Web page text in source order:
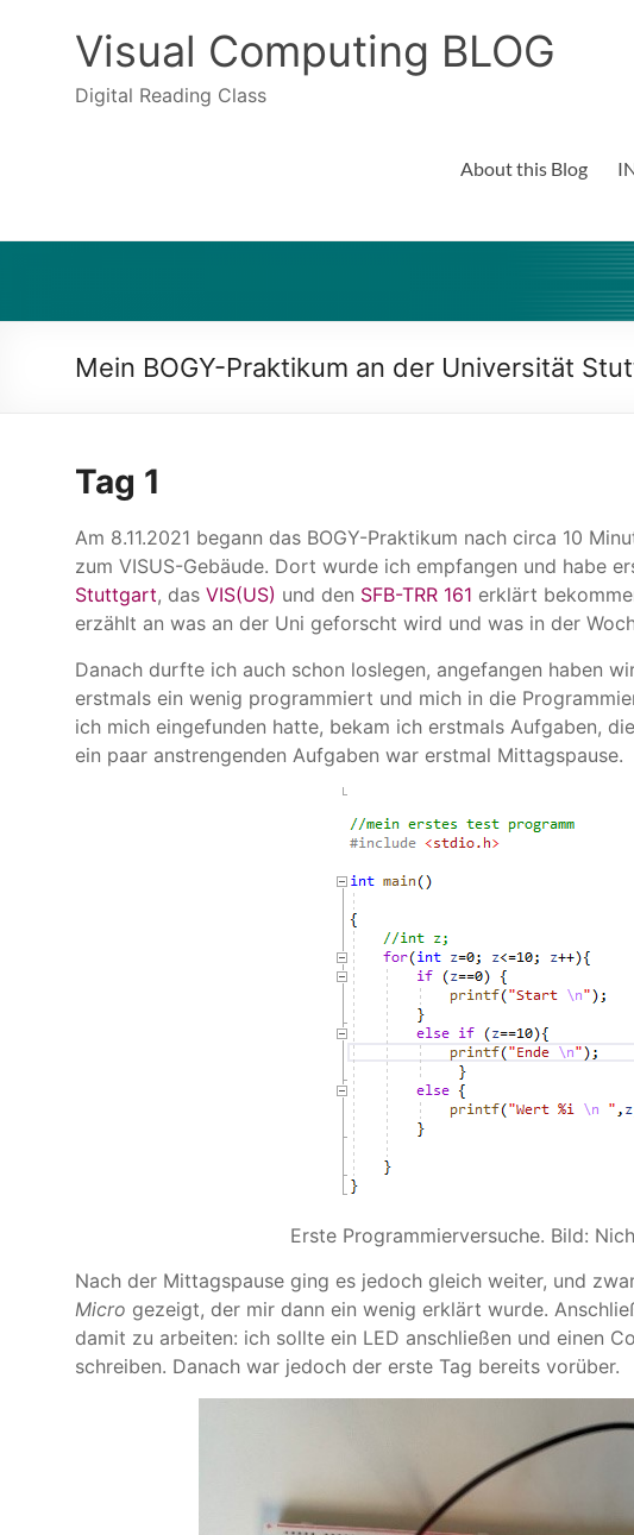
Visual Computing BLOG
Digital Reading Class
About this Blog
Mein BOGY-Praktikum an der Universität
Tag 1
Am 8.11.2021 begann das BOGY-Praktikum nach circa 10
zum VISUS-Gebäude. Dort wurde ich empfangen und habe
Stuttgart, das VIS(US) und den SFB-TRR 161 erklärt
erzählt an was an der Uni geforscht wird und was in der
Danach durfte ich auch schon loslegen, angefangen haben
erstmals ein wenig programmiert und mich in die
ich mich eingefunden hatte, bekam ich erstmals Aufgaben,
ein paar anstrengenden Aufgaben war erstmal Mittagspause.
Erste Programmierversuche. Bild:
Nach der Mittagspause ging es jedoch gleich weiter, und
Micro gezeigt, der mir dann ein wenig erklärt wurde.
damit zu arbeiten: ich sollte ein LED anschließen und einen
schreiben. Danach war jedoch der erste Tag bereits vorüber.